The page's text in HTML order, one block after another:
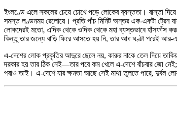
ইংলণ্ডে এলে সকলের চেয়ে চোখে পড়ে লোকের ব্যস্ততা। রাস্তা দিয়ে
সমস্ত লণ্ডনময় রেলোয়ে। প্রতি পাঁচ মিনিট অন্তর এক-একটা ট্রেন
লোকদেরই মতো, এদিক থেকে ওদিক থেকে মহা ব্যস্তভাবে হাঁসফাঁস
কিন্তু তার জন্যে বাড়ি ফিরে আসতে হয় নি, তার আধ ঘণ্টা পরেই আর-
এ-দেশের লোক প্রকৃতির আদুরে ছেলে নয়, কারুর নাকে তেল দিয়ে
দরকার হয় তার ঠিক নেই—তার পরে কম খেলে এ-দেশে বাঁচবার জো
পরাও তাই। এ-দেশে যার ক্ষমতা আছে সেই মাথা তুলতে পারে, দুর্বল